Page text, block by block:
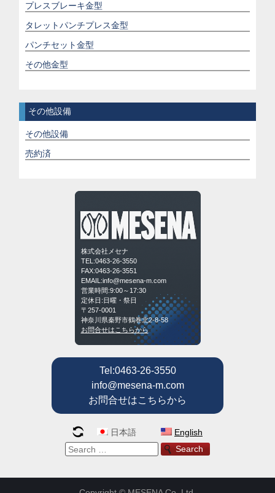
プレスブレーキ金型
タレットパンチプレス金型
パンチセット金型
その他金型
その他設備
その他設備
売約済
株式会社メセナ
TEL:0463-26-3550
FAX:0463-26-3551
EMAIL:info@mesena-m.com
営業時間:9:00～17:30
定休日:日曜・祭日
〒257-0001
神奈川県秦野市鶴巻北2-8-58
お問合せはこちらから
Tel:0463-26-3550
info@mesena-m.com
お問合せはこちらから
日本語 English